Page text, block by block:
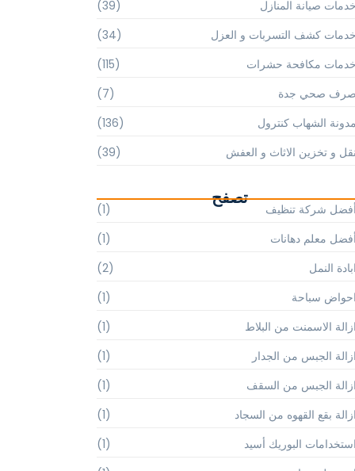
خدمات صيانة المنازل
(39)
خدمات كشف التسربات و العزل
(34)
خدمات مكافحة حشرات
(115)
صرف صحي جدة
(7)
مدونة الشهاب كنترول
(136)
نقل و تخزين الاثاث و العفش
(39)
تصفح
أفضل شركة تنظيف
(1)
أفضل معلم دهانات
(1)
ابادة النمل
(2)
احواض سباحة
(1)
ازالة الاسمنت من البلاط
(1)
ازالة الجبس من الجدار
(1)
ازالة الجبس من السقف
(1)
ازالة بقع القهوه من السجاد
(1)
استخدامات البوريك أسيد
(1)